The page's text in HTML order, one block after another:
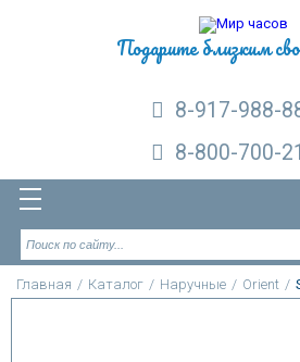
Подарите близким
8-917-988-
8-800-700-
Главная / Каталог / Наручные / Orient /